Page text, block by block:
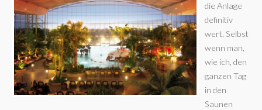
die Anlage
definitiv
wert. Selbst
wenn man,
wie ich, den
ganzen Tag
in den
Saunen